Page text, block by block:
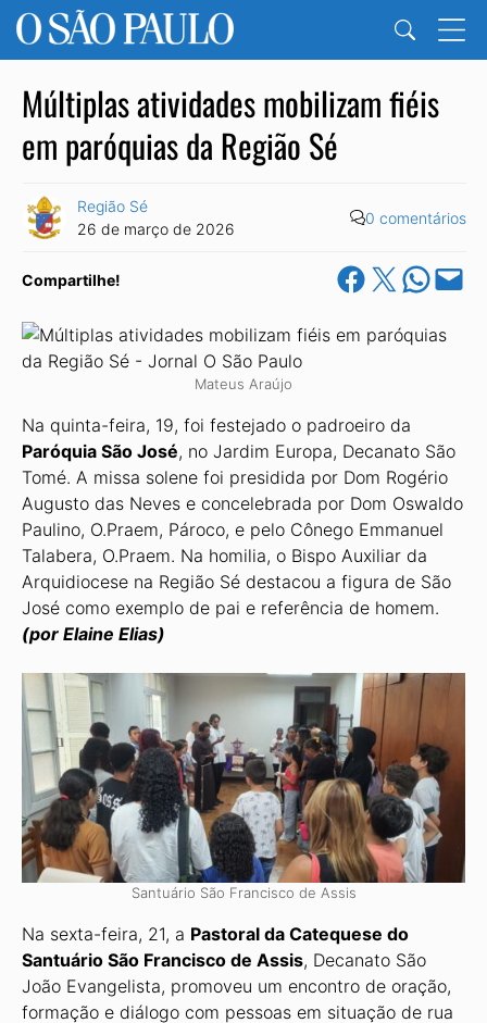
Múltiplas atividades mobilizam fiéis
em paróquias da Região Sé
Região Sé
26 de março de 2026
0 comentários
Compartilhe! Share on Facebook
Share on X Share on
Email this
Mateus Araújo
Na quinta-feira, 19, foi festejado o padroeiro da
Paróquia São José, no Jardim Europa, Decanato São
Tomé. A missa solene foi presidida por Dom Rogério
Augusto das Neves e concelebrada por Dom Oswaldo
Paulino, O.Praem, Pá­roco, e pelo Cônego Emmanuel
Talabera, O.Praem. Na ho­milia, o Bispo Auxiliar da
Arquidiocese na Região Sé desta­cou a figura de São
José como exemplo de pai e referência de homem.
(por Elaine Elias)
Santuário São Francisco de Assis
Na sexta-feira, 21, a Pastoral da Catequese do
Santuário São Francisco de Assis, Decanato São
João Evangelista, promoveu um encontro de oração,
formação e diálogo com pessoas em situação de rua